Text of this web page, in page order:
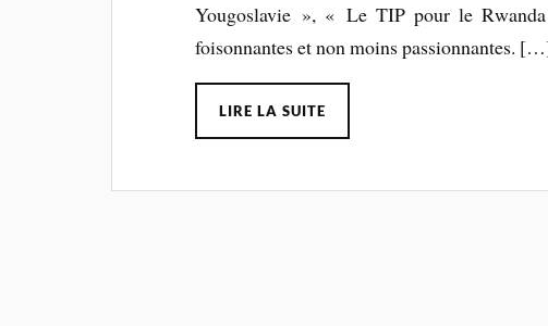
Yougoslavie », « Le TIP pour le
foisonnantes et non moins passionnantes.
LIRE LA SUITE